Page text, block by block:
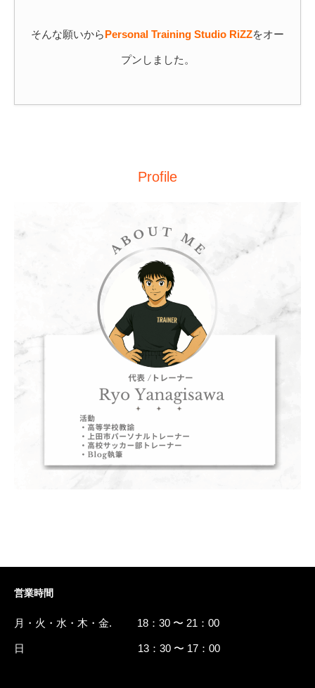
そんな願いからPersonal Training Studio RiZZをオー
プンしました。
Profile
営業時間
月・火・水・木・金. 18：30 〜 21：00
日 13：30 〜 17：00